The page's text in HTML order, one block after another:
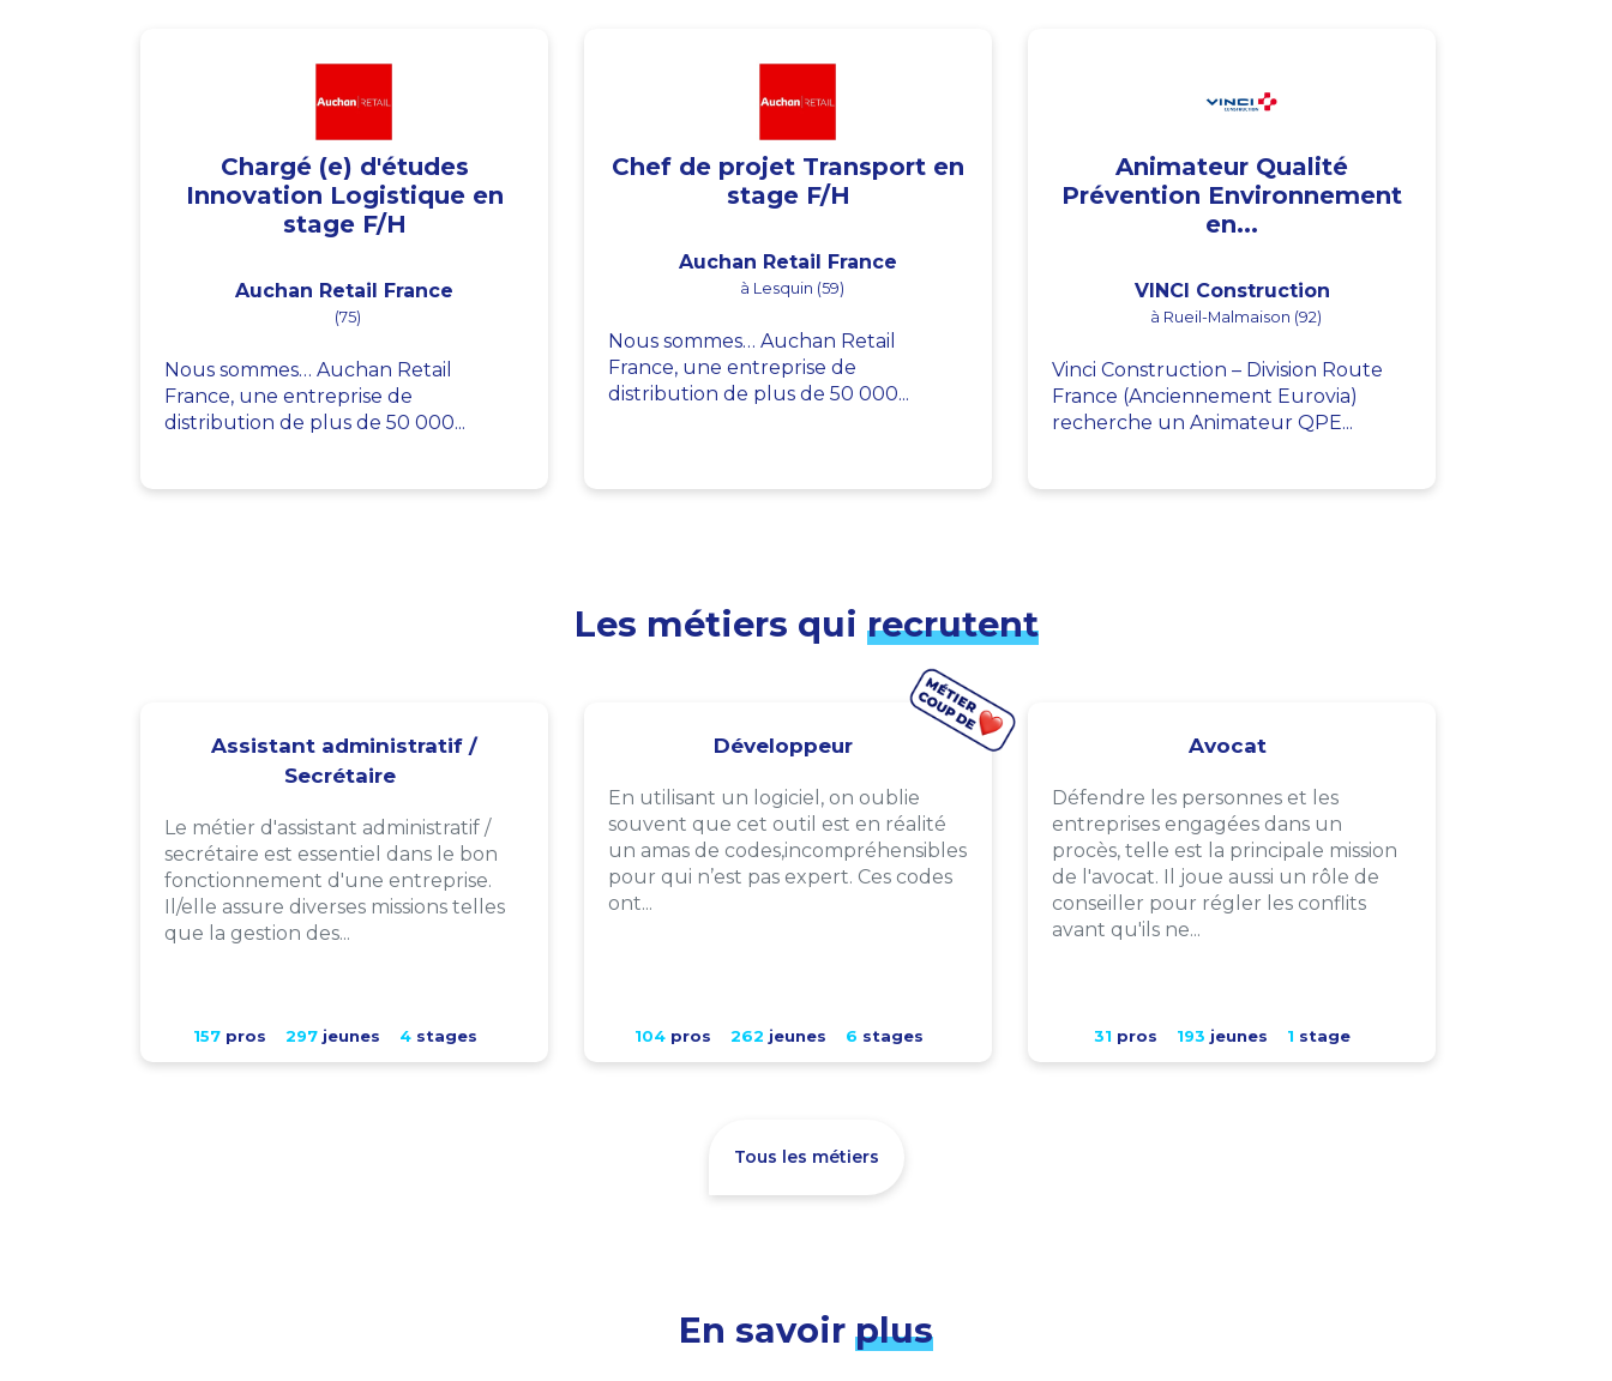
Chargé (e) d'études
Innovation Logistique en
stage F/H
Auchan Retail France
(75)
Nous sommes… Auchan Retail
France, une entreprise de
distribution de plus de 50 000...
Chef de projet Transport en
stage F/H
Auchan Retail France
à Lesquin (59)
Nous sommes… Auchan Retail
France, une entreprise de
distribution de plus de 50 000...
Animateur Qualité
Prévention Environnement
en...
VINCI Construction
à Rueil-Malmaison (92)
Vinci Construction – Division Route
France (Anciennement Eurovia)
recherche un Animateur QPE...
Les métiers qui recrutent
Assistant administratif /
Secrétaire
Le métier d'assistant administratif /
secrétaire est essentiel dans le bon
fonctionnement d'une entreprise.
Il/elle assure diverses missions telles
que la gestion des...
157pros 297jeunes 4stages
Développeur
En utilisant un logiciel, on oublie
souvent que cet outil est en réalité
un amas de codes,incompréhensibles
pour qui n’est pas expert. Ces codes
ont...
104pros 262 jeunes 6 stages
Avocat
Défendre les personnes et les
entreprises engagées dans un
procès, telle est la principale mission
de l'avocat. Il joue aussi un rôle de
conseiller pour régler les conflits
avant qu'ils ne...
31 pros 193 jeunes 1 stage
Tous les métiers
En savoir plus